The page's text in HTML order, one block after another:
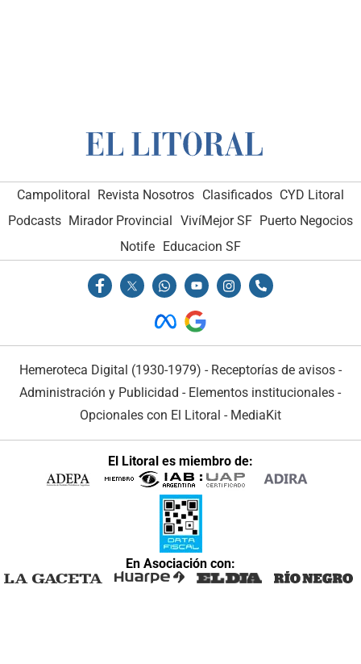
Campolitoral Revista Nosotros Clasificados CYD Litoral
Podcasts Mirador Provincial VivíMejor SF Puerto Negocios
Notife Educacion SF
Hemeroteca Digital (1930-1979) - Receptorías de avisos -
Administración y Publicidad - Elementos institucionales -
Opcionales con El Litoral - MediaKit
El Litoral es miembro de:
En Asociación con: